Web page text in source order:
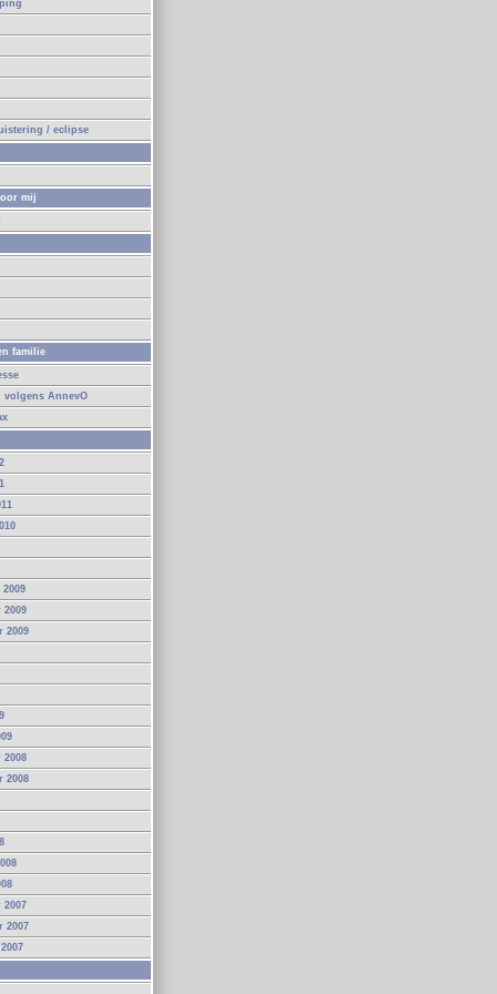
/ eclipse
mij
familie
volgens AnnevO
2009
2009
2009
2008
2008
2007
2007